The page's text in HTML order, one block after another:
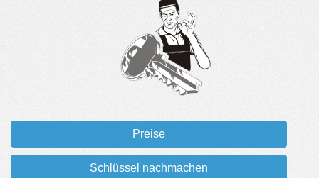
Preise
Schlüssel nachmachen